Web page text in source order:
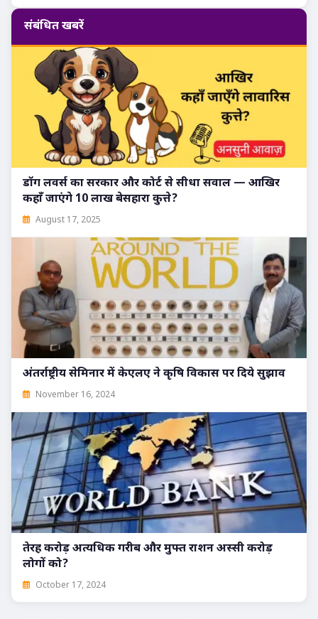
संबंधित खबरें
डॉग लवर्स का सरकार और कोर्ट से सीधा सवाल — आखिर
कहाँ जाएंगे 10 लाख बेसहारा कुत्ते?
August 17, 2025
अंतर्राष्ट्रीय सेमिनार में केएलए ने कृषि विकास पर दिये सुझाव
November 16, 2024
तेरह करोड़ अत्यधिक गरीब और मुफ्त राशन अस्सी करोड़
लोगों को?
October 17, 2024